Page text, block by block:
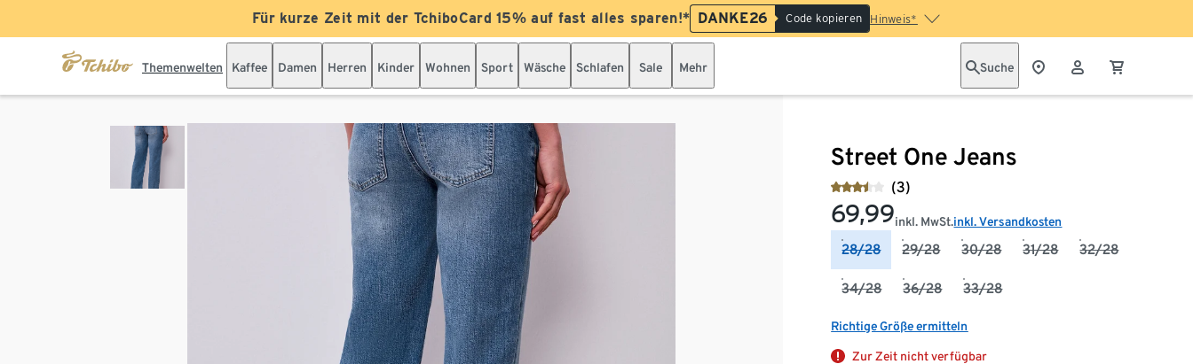
Für kurze Zeit mit der TchiboCard 15% auf fast alles sparen!* DANKE26 Code kopieren Hinweis*
Themenwelten Kaffee Damen Herren Kinder Wohnen Sport Wäsche Schlafen Sale Mehr Suche
Street One Jeans
(3)
69,99inkl. MwSt.inkl. Versandkosten
28/28 29/28 30/28 31/28 32/28
34/28 36/28 33/28
Richtige Größe ermitteln
Zur Zeit nicht verfügbar